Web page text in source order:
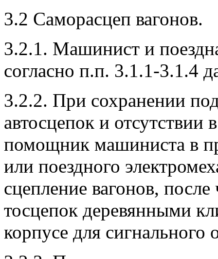
3.2 Саморасцеп вагонов.
3.2.1. Машинист и
согласно п.п. 3.1.1-3.1.4
3.2.2. При сохранении
автосцепок и
помощник машиниста в
или поездного
сцепление вагонов,
тосцепок деревянными
корпусе для сигнального